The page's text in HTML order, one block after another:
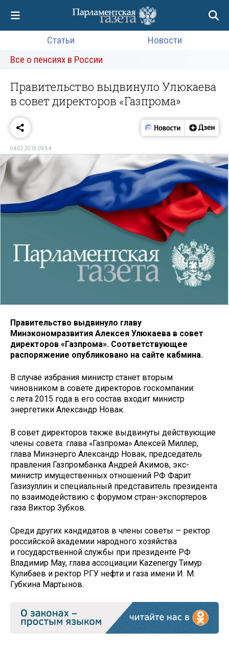
Статьи
Новости
Все о пенсиях в России
Правительство выдвинуло Улюкаева
в совет директоров «Газпрома»
04.02.2016 09:54
Правительство выдвинуло главу
Минэкономразвития Алексея Улюкаева в совет
директоров «Газпрома». Соответствующее
распоряжение опубликовано на сайте кабмина.
В случае избрания министр станет вторым
чиновником в совете директоров госкомпании:
с лета 2015 года в его состав входит министр
энергетики Александр Новак.
В совет директоров также выдвинуты действующие
члены совета: глава «Газпрома» Алексей Миллер,
глава Минэнерго Александр Новак, председатель
правления Газпромбанка Андрей Акимов, экс-
министр имущественных отношений РФ Фарит
Газизуллин и специальный представитель президента
по взаимодействию с форумом стран-экспортеров
газа Виктор Зубков.
Среди других кандидатов в члены советы — ректор
российской академии народного хозяйства
и государственной службы при президенте РФ
Владимир Мау, глава ассоциации Kazenergy Тимур
Кулибаев и ректор РГУ нефти и газа имени И. М.
Губкина Мартынов.